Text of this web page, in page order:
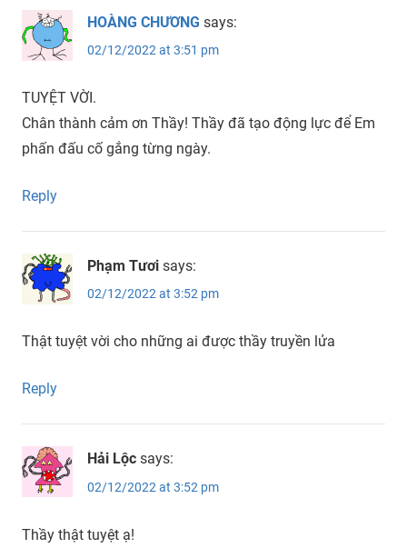
HOÀNG CHƯƠNG says:
02/12/2022 at 3:51 pm
TUYỆT VỜI.
Chân thành cảm ơn Thầy! Thầy đã tạo động lực để Em
phấn đấu cố gắng từng ngày.
Reply
Phạm Tươi says:
02/12/2022 at 3:52 pm
Thật tuyệt vời cho những ai được thầy truyền lửa
Reply
Hải Lộc says:
02/12/2022 at 3:52 pm
Thầy thật tuyệt ạ!